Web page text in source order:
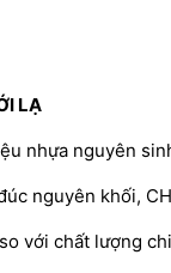
LẠ
nhựa nguyên
nguyên khối,
với chất lượng